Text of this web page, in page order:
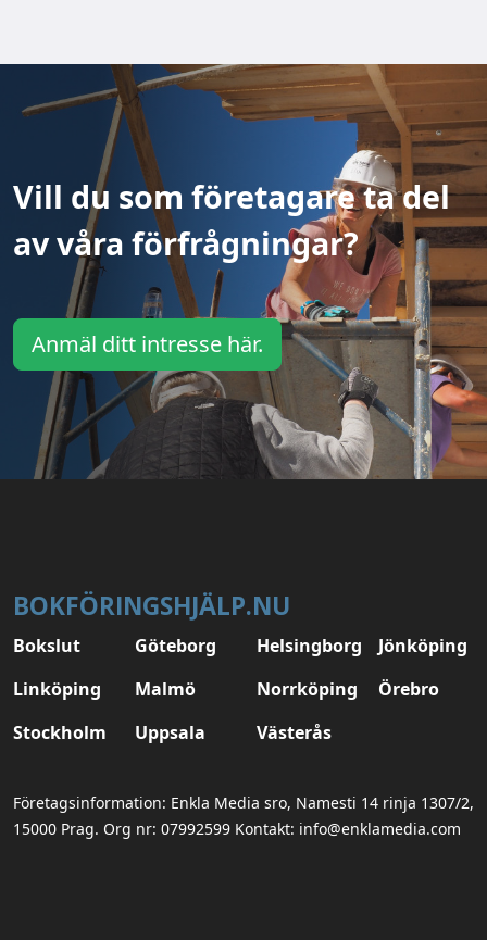
Vill du som företagare ta del
av våra förfrågningar?
Anmäl ditt intresse här.
BOKFÖRINGSHJÄLP.NU
Bokslut Göteborg Helsingborg
Jönköping
Linköping
Malmö Norrköping
Örebro
Stockholm
Uppsala Västerås
Företagsinformation: Enkla Media sro, Namesti 14 rinja 1307/2,
15000 Prag. Org nr: 07992599 Kontakt: info@enklamedia.com